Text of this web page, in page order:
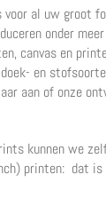
voor al uw groot
onder
canvas en
en
aan of onze
kunnen we
printen: dat is